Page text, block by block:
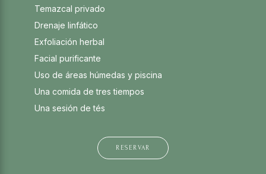
Temazcal privado
Drenaje linfático
Exfoliación herbal
Facial purificante
Uso de áreas húmedas y piscina
Una comida de tres tiempos
Una sesión de tés
RESERVAR